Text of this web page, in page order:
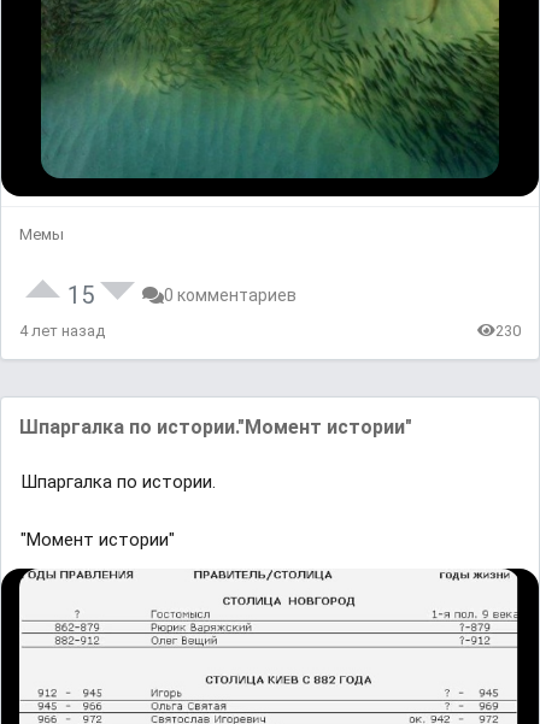
Мемы
15 0 комментариев
4 лет назад 230
Шпapгалка пo иcтopии."Момент истории"
Шпapгалка пo иcтopии.
"Момент истории"